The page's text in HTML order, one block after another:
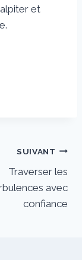
et
SUIVANT
Traverser les
avec
confiance